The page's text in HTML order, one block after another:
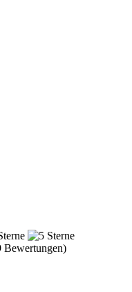
Bewertungen)